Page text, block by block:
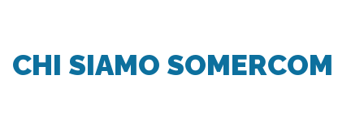
CHI SIAMO SOMERCOM